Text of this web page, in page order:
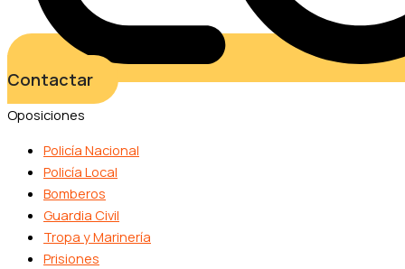
Contactar
Oposiciones
Policía Nacional
Policía Local
Bomberos
Guardia Civil
Tropa y Marinería
Prisiones